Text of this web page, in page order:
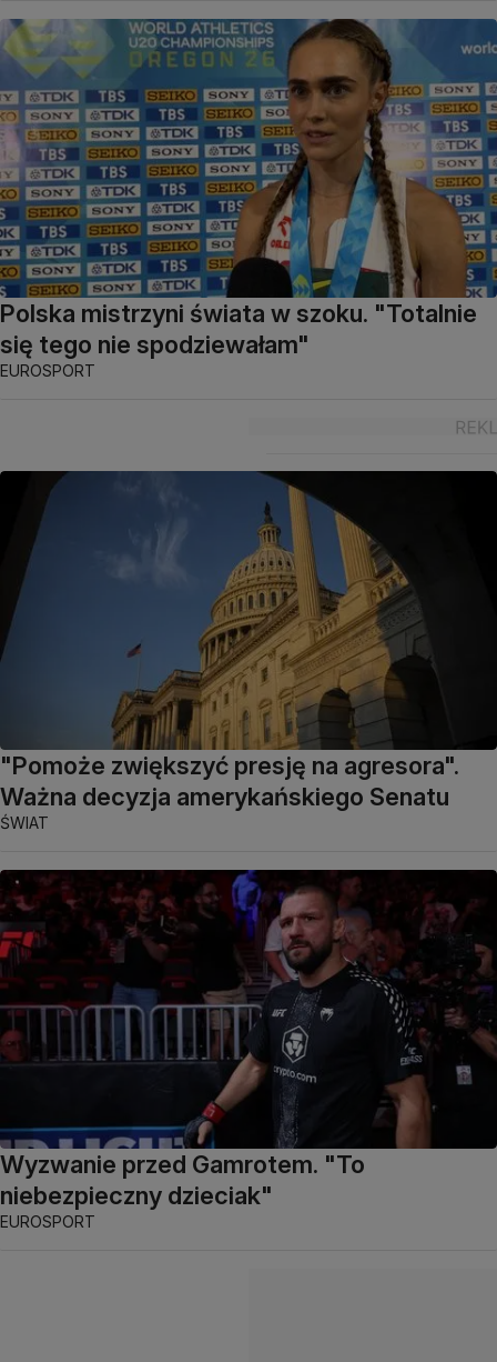
Polska mistrzyni świata w szoku. "Totalnie
się tego nie spodziewałam"
EUROSPORT
"Pomoże zwiększyć presję na agresora".
Ważna decyzja amerykańskiego Senatu
ŚWIAT
Wyzwanie przed Gamrotem. "To
niebezpieczny dzieciak"
EUROSPORT